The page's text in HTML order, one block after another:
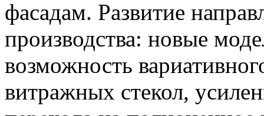
фасадам. Развитие
производства: новые
возможность
витражных стекол,